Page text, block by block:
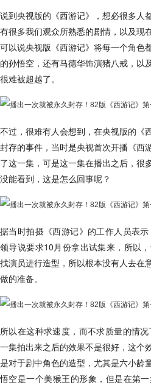
说到央视版的《西游记》，想必很多人
有很多我们观众所熟悉的剧情，以及现
可以说央视版《西游记》将每一个角色
的孙悟空，还有马德华饰演猪八戒，以
很难被超越了。
不过，很难有人会想到，在央视版的《
封存的事件，当时是央视首次开播《西
了这一集，可是这一集在播出之后，很
没能看到，这是怎么回事呢？
据当时拍摄《西游记》的工作人员表
领导说要求10月份拿出试集来，所以
找演员进行造型，所以根本没有人去在
做的准备。
所以在这种求速度，而不求质量的情
一集拍出来之后的效果不是很好，这个
是对于剧中角色的造型，尤其是六小龄
悟空是一个美猴王的形象，但是在第